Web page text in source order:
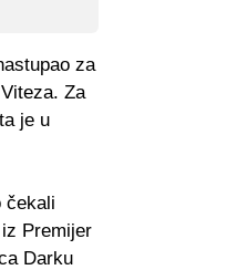
za
Za
je u
čekali
Premijer
Darku